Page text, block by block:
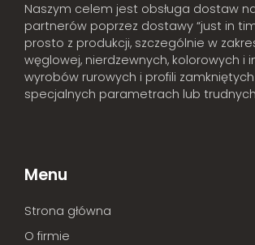
Naszym celem jest obsługa dostaw
partnerów poprzez dostawy “just in
prosto z produkcji, szczególnie w
węglowej, nierdzewnych, kolorowych i
wyrobów rurowych i profili
specjalnych parametrach lub
Menu
Strona główna
O firmie